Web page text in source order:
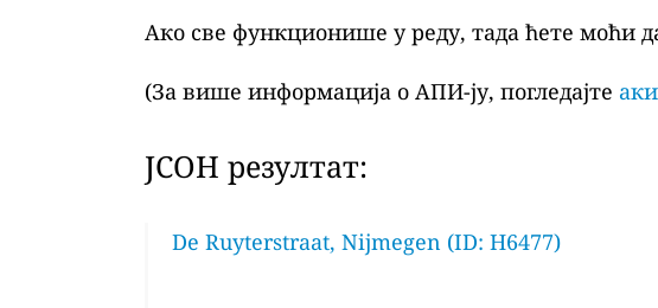
Ако све функционише у реду, тада ћете моћи
(За више информација о АПИ-ју, погледајте
ЈСОН резултат:
De Ruyterstraat, Nijmegen (ID: H6477)